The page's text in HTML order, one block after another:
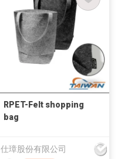
RPET-Felt shopping
bag
仕璋股份有限公司